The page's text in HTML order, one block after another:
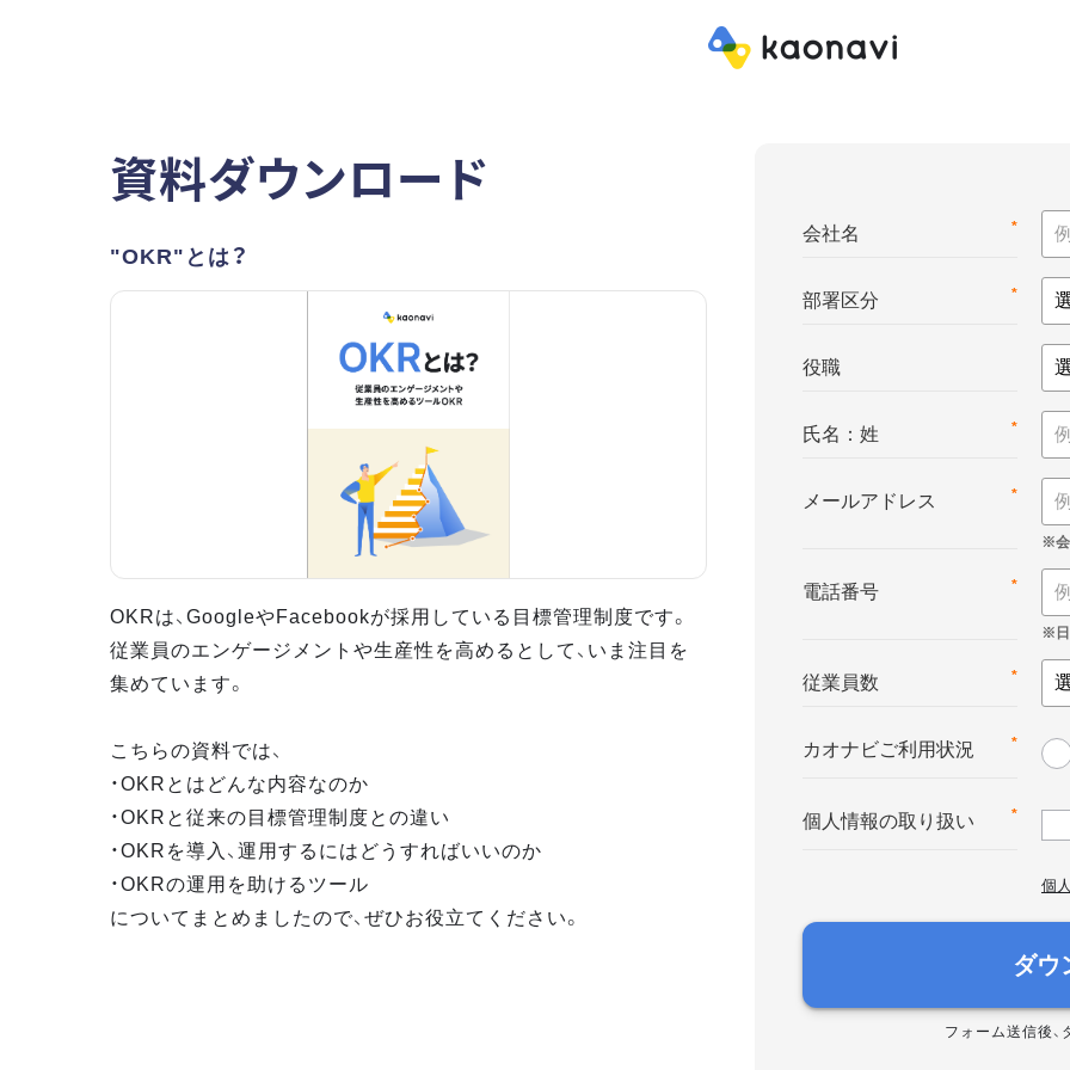
資料ダウンロード
"OKR"とは？
OKRは、GoogleやFacebookが採用している目標管理制度です。
従業員のエンゲージメントや生産性を高めるとして、いま注目を
集めています。
こちらの資料では、
・OKRとはどんな内容なのか
・OKRと従来の目標管理制度との違い
・OKRを導入、運用するにはどうすればいいのか
・OKRの運用を助けるツール
についてまとめましたので、ぜひお役立てください。
*
会社名
*
部署区分
役職
*
氏名：姓
*
メールアドレス
*
電話番号
*
従業員数
*
カオナビご利用状況
*
個人情報の取り扱い
個
ダウ
フォーム送信後